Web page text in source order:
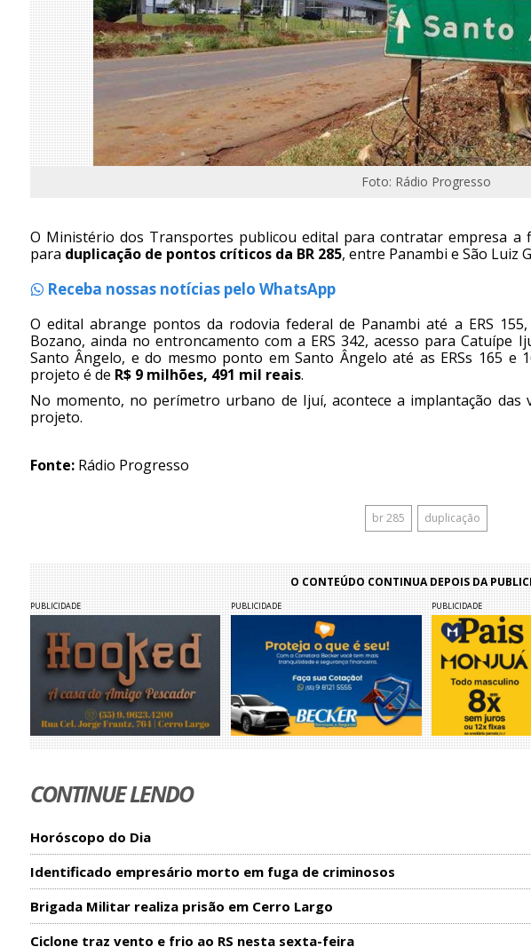
Foto: Rádio Progresso
O Ministério dos Transportes publicou edital para contratar empresa a
para duplicação de pontos críticos da BR 285, entre Panambi e São Luiz
Receba nossas notícias pelo WhatsApp
O edital abrange pontos da rodovia federal de Panambi até a ERS
Bozano, ainda no entroncamento com a ERS 342, acesso para Catuípe
Santo Ângelo, e do mesmo ponto em Santo Ângelo até as ERSs 165 e
projeto é de R$ 9 milhões, 491 mil reais.
No momento, no perímetro urbano de Ijuí, acontece a implantação das
projeto.
Fonte:Rádio Progresso
br 285 duplicação
O CONTEÚDO CONTINUA DEPOIS DA
PUBLICIDADE PUBLICIDADE PUBLICIDADE
CONTINUE LENDO
Horóscopo do Dia
Identificado empresário morto em fuga de criminosos
Brigada Militar realiza prisão em Cerro Largo
Ciclone traz vento e frio ao RS nesta sexta-feira